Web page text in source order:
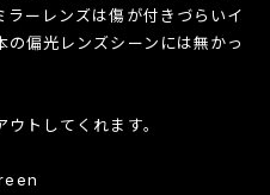
ーレンズは傷が付きづらいイ
偏光レンズシーンには無かっ
トしてくれます。